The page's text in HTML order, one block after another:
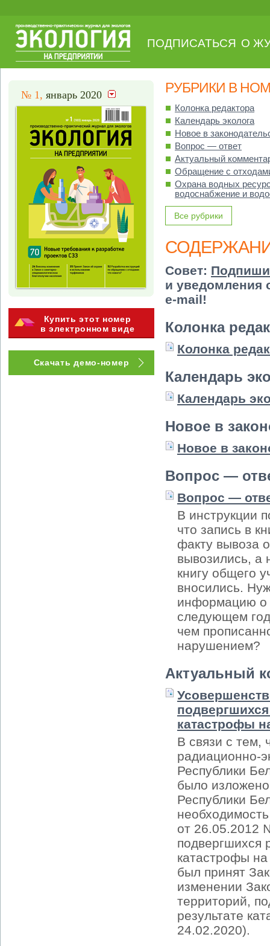
ПОДПИСАТЬСЯ О
№ 1, январь 2020
Купить этот номер
в электронном виде
Скачать демо-номер
РУБРИКИ В
Колонка редактора
Календарь эколога
Новое в
Вопрос — ответ
Актуальный
Обращение с
Охрана водных
водоснабжение и
Все рубрики
Совет:
и уведомления
e-mail!
Колонка
Колонка
Календарь
Календарь
Новое в
Новое в
Вопрос —
Вопрос —
В инструкции
что запись в
факту вывоза
вывозились, а
книгу общего
вносились.
информацию о
следующем
чем
нарушением?
Актуальный
катастрофы
В связи с тем,
радиационно-
Республики
было
Республики
от 26.05.2012
подвергшихся
катастрофы
был принят
изменении
территорий,
результате
24.02.2020).